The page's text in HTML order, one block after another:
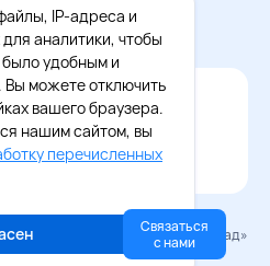
данных
Восток - Запад
приложение
© 2026 «Восток–Запад»
Связаться
с нами
IP-адреса и
аналитики, чтобы
удобным и
можете отключить
вашего браузера.
нашим сайтом, вы
перечисленных